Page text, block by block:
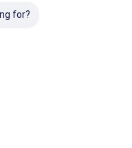
verbindingen van de
for?